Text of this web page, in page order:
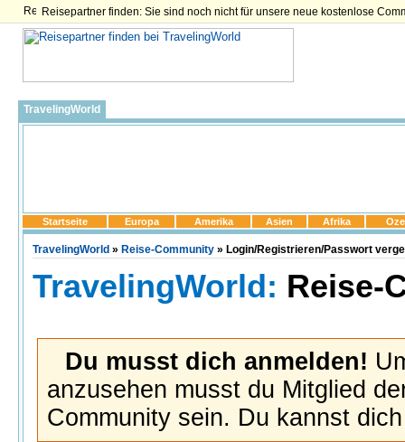
Reisepartner finden: Sie sind noch nicht für unsere neue kostenlose
TravelingWorld
Startseite Europa Amerika Asien Afrika
TravelingWorld » Reise-Community » Login/Registrieren/Passwort
TravelingWorld: Reise-
Du musst dich anmelden!
anzusehen musst du Mitglied
Community sein. Du kannst